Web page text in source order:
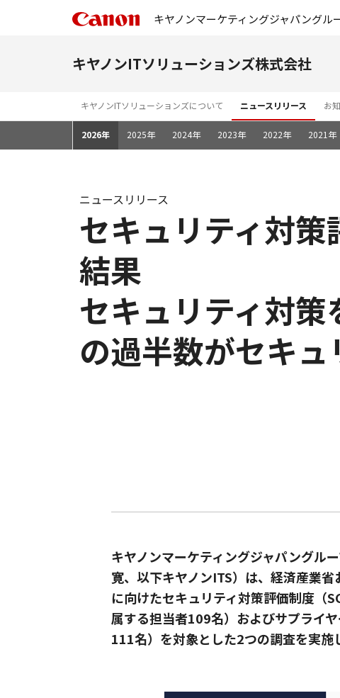
キヤノンマーケティングジャパングル
キヤノンITソリューションズ株式会社
キヤノンITソリューションズについて ニュースリリース お
2026年 2025年 2024年 2023年 2022年 2021年
セキュリティ対
結果
セキュリティ対
の過半数がセキ
ニュースリリース
キヤノンマーケティングジャパングル
寛、以下キヤノンITS）は、経済産業
に向けたセキュリティ対策評価制度（
属する担当者109名）およびサプライ
111名）を対象とした2つの調査を実施